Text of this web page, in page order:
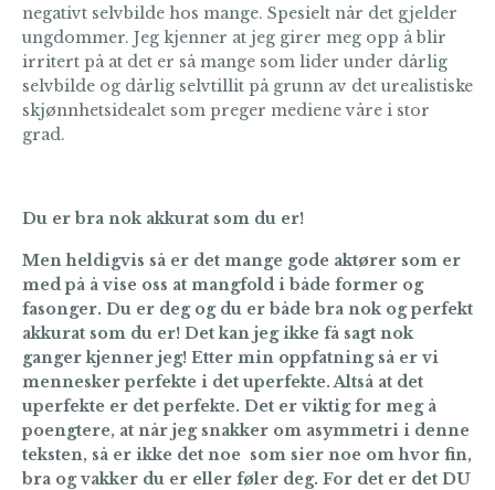
negativt selvbilde hos mange. Spesielt når det gjelder
ungdommer. Jeg kjenner at jeg girer meg opp å blir
irritert på at det er så mange som lider under dårlig
selvbilde og dårlig selvtillit på grunn av det urealistiske
skjønnhetsidealet som preger mediene våre i stor
grad.
Du er bra nok akkurat som du er!
Men heldigvis så er det mange gode aktører som er
med på å vise oss at mangfold i både former og
fasonger. Du er deg og du er både bra nok og perfekt
akkurat som du er! Det kan jeg ikke få sagt nok
ganger kjenner jeg! Etter min oppfatning så er vi
mennesker perfekte i det uperfekte. Altså at det
uperfekte er det perfekte. Det er viktig for meg å
poengtere, at når jeg snakker om asymmetri i denne
teksten, så er ikke det noe som sier noe om hvor fin,
bra og vakker du er eller føler deg. For det er det DU